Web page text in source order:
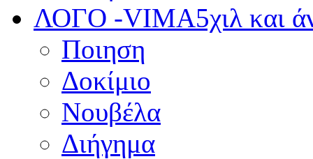
ΛΟΓΟ -VIMA5χιλ και
Ποιηση
Δοκίμιο
Νουβέλα
Διήγημα